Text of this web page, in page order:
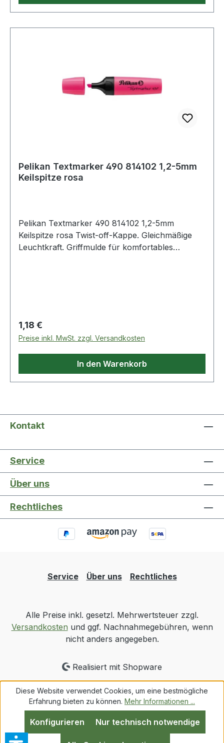
Pelikan Textmarker 490 814102 1,2-5mm
Keilspitze rosa
Pelikan Textmarker 490 814102 1,2-5mm
Keilspitze rosa Twist-off-Kappe. Gleichmäßige
Leuchtkraft. Griffmulde für komfortables
Regulärer Preis:
1,18 €
Preise inkl. MwSt. zzgl. Versandkosten
In den Warenkorb
Kontakt
Service
Über uns
Rechtliches
Service Über uns Rechtliches
Alle Preise inkl. gesetzl. Mehrwertsteuer zzgl.
Versandkosten und ggf. Nachnahmegebühren, wenn
nicht anders angegeben.
Realisiert mit Shopware
Diese Website verwendet Cookies, um eine bestmögliche
Erfahrung bieten zu können. Mehr Informationen ...
Nur technisch notwendige
Konfigurieren